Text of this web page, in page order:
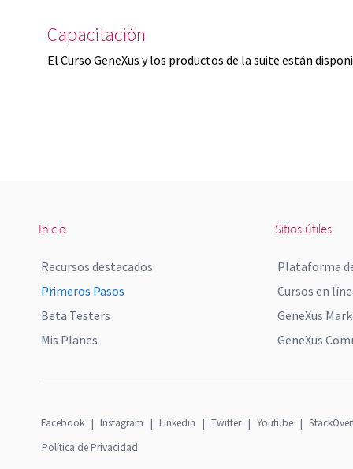
Capacitación
El Curso GeneXus y los productos de la suite están
Inicio
Recursos destacados
Primeros Pasos
Beta Testers
Mis Planes
Sitios útiles
Plataforma
Cursos en
GeneXus
GeneXus
Facebook | Instagram | Linkedin | Twitter | Youtube |
Política de Privacidad